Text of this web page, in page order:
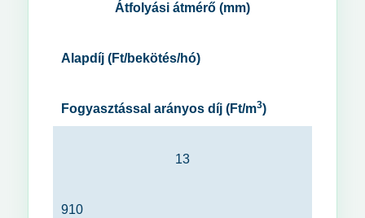
Átfolyási átmérő (mm)
Alapdíj (Ft/bekötés/hó)
Fogyasztással arányos díj (Ft/m3)
13
910